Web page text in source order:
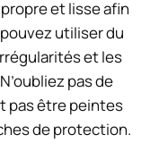
et lisse afin
utiliser du
et les
pas de
pas être peintes
de protection.